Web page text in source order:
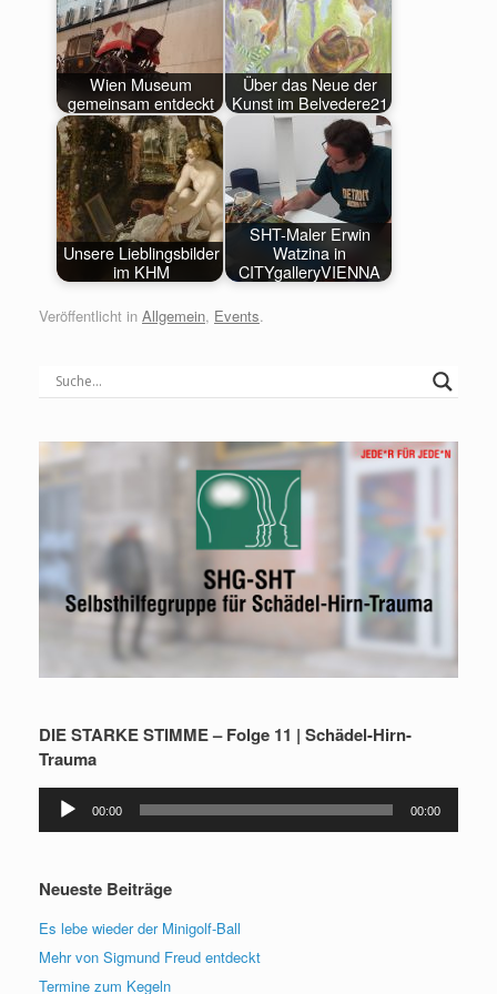
Wien Museum
gemeinsam entdeckt
Über das Neue der
Kunst im Belvedere21
Unsere Lieblingsbilder
im KHM
SHT-Maler Erwin
Watzina in
CITYgalleryVIENNA
Veröffentlicht in Allgemein, Events.
DIE STARKE STIMME – Folge 11 | Schädel-Hirn-
Trauma
Audio-
Player
00:00 00:00
Neueste Beiträge
Es lebe wieder der Minigolf-Ball
Mehr von Sigmund Freud entdeckt
Termine zum Kegeln